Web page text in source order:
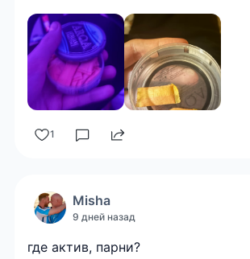
1
Misha
9 дней назад
где актив, парни?